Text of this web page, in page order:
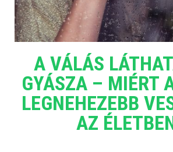
A VÁLÁS
GYÁSZA – MIÉRT
LEGNEHEZEBB
AZ